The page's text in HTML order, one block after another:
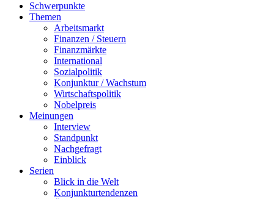
Schwerpunkte
Themen
Arbeitsmarkt
Finanzen / Steuern
Finanzmärkte
International
Sozialpolitik
Konjunktur / Wachstum
Wirtschaftspolitik
Nobelpreis
Meinungen
Interview
Standpunkt
Nachgefragt
Einblick
Serien
Blick in die Welt
Konjunkturtendenzen